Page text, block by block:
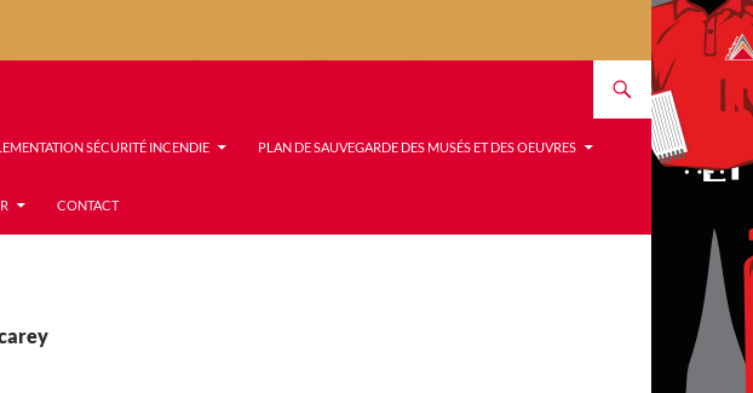
SÉCURITÉ INCENDIE PLAN DE SAUVEGARDE DES MUSÉS ET DES OEUVRES
CONTACT